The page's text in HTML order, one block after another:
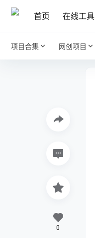
首页 在线工具
项目合集 网创项目
0